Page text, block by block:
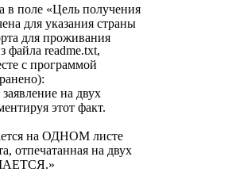
в поле «Цель получения
для указания страны
для проживания
файла readme.txt,
с программой
на двух
этот факт.
на ОДНОМ листе
на двух